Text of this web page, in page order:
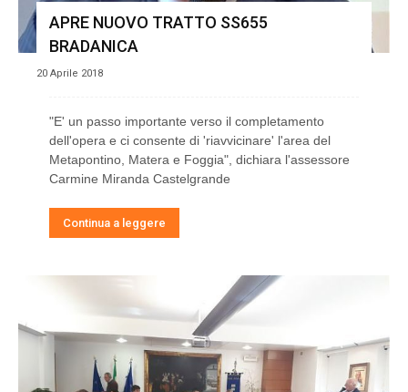
APRE NUOVO TRATTO SS655
BRADANICA
20 Aprile 2018
"E' un passo importante verso il completamento
dell'opera e ci consente di 'riavvicinare' l'area del
Metapontino, Matera e Foggia", dichiara l'assessore
Carmine Miranda Castelgrande
Continua a leggere